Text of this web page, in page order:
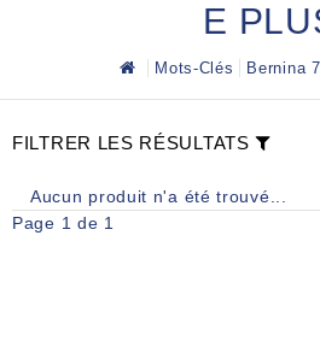
E
Mots-Clés Bernina
FILTRER LES RÉSULTATS
Aucun produit n'a été trouvé...
Page 1 de 1